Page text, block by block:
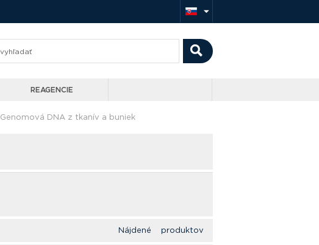
REAGENCIE
Genomová DNA z tkanív a buniek
Nájdené produktov